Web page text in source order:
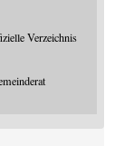
Verzeichnis